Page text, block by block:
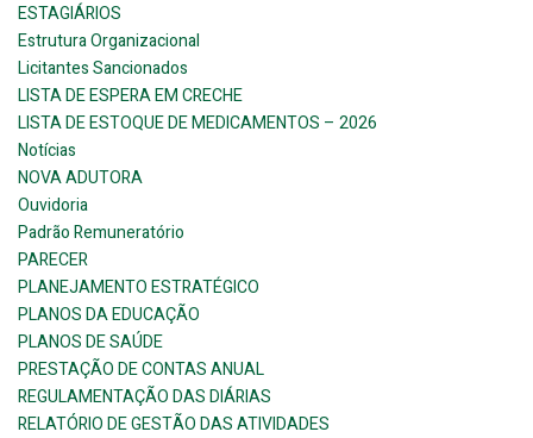
ESTAGIÁRIOS
Estrutura Organizacional
Licitantes Sancionados
LISTA DE ESPERA EM CRECHE
LISTA DE ESTOQUE DE MEDICAMENTOS – 2026
Notícias
NOVA ADUTORA
Ouvidoria
Padrão Remuneratório
PARECER
PLANEJAMENTO ESTRATÉGICO
PLANOS DA EDUCAÇÃO
PLANOS DE SAÚDE
PRESTAÇÃO DE CONTAS ANUAL
REGULAMENTAÇÃO DAS DIÁRIAS
RELATÓRIO DE GESTÃO DAS ATIVIDADES